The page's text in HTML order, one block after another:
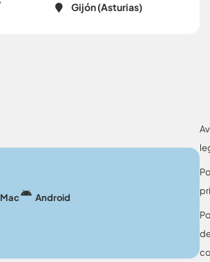
Gijón (Asturias)
Mac Android